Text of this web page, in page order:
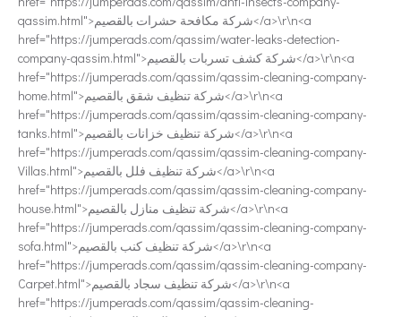
qassim.html">شركة مكافحة حشرات بالقصيم</a>\r\n<a
href="https://jumperads.com/qassim/water-leaks-detection-
company-qassim.html">شركة كشف تسربات بالقصيم</a>\r\n<a
href="https://jumperads.com/qassim/qassim-cleaning-company-
home.html">شركة تنظيف شقق بالقصيم</a>\r\n<a
href="https://jumperads.com/qassim/qassim-cleaning-company-
tanks.html">شركة تنظيف خزانات بالقصيم</a>\r\n<a
href="https://jumperads.com/qassim/qassim-cleaning-company-
Villas.html">شركة تنظيف فلل بالقصيم</a>\r\n<a
href="https://jumperads.com/qassim/qassim-cleaning-company-
house.html">شركة تنظيف منازل بالقصيم</a>\r\n<a
href="https://jumperads.com/qassim/qassim-cleaning-company-
sofa.html">شركة تنظيف كنب بالقصيم</a>\r\n<a
href="https://jumperads.com/qassim/qassim-cleaning-company-
Carpet.html">شركة تنظيف سجاد بالقصيم</a>\r\n<a
href="https://jumperads.com/qassim/qassim-cleaning-